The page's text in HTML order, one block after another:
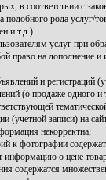
в соответствии с
рода услуг/
и т.д.).
услуг при
право на дополнение
и регистраций
(о продаже одного
(учетной записи) на
некорректна;
к фотографии
информацию о цене
содержатся